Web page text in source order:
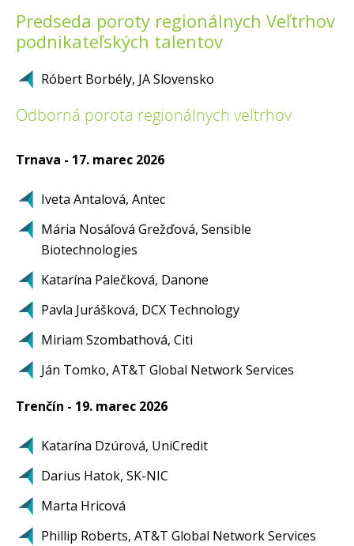
Predseda poroty regionálnych Veľtrhov
podnikateľských talentov
Róbert Borbély, JA Slovensko
Odborná porota regionálnych veľtrhov
Trnava - 17. marec 2026
Iveta Antalová, Antec
Mária Nosáľová Grežďová, Sensible
Biotechnologies
Katarína Palečková, Danone
Pavla Jurášková, DCX Technology
Miriam Szombathová, Citi
Ján Tomko, AT&T Global Network Services
Trenčín - 19. marec 2026
Katarína Dzúrová, UniCredit
Darius Hatok, SK-NIC
Marta Hricová
Phillip Roberts, AT&T Global Network Services